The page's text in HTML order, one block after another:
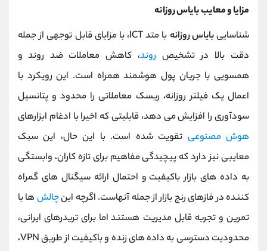
مزایا و معایب بایاس روزانه
شناساییبایاس روزانه
با متد ICT، با مزایای قابل توجهی از جمله
دقت بالا در تشخیص روند، کاهش معاملات ضد روند و
همسویی با جریان پول هوشمند همراه است. این رویکرد با
اعمال یک فیلتر روزانه، ریسک معاملاتی را محدود و پتانسیل
سودآوری را افزایش می ‌دهد، قابلیتی که اخیرا با ادغام ابزارهای
هوش مصنوعی تقویت شده است. با این حال، این سبک
معایبی نیز دارد که پیچیدگی مفاهیم برای تازه‌ کاران، وابستگی
به داده‌ های بازار باکیفیت و احتمال ارائه سیگنال‌ های گمراه‌
کننده در فازهای رنج بازار از جمله آنهاست. اگرچه اینچالش‌ها با
تمرین و تجربه قابل مدیریت هستند اما برای تریدرهای ایرانی،
محدودیت دسترسی به داده‌ های زنده و باکیفیت از طریق VPN،